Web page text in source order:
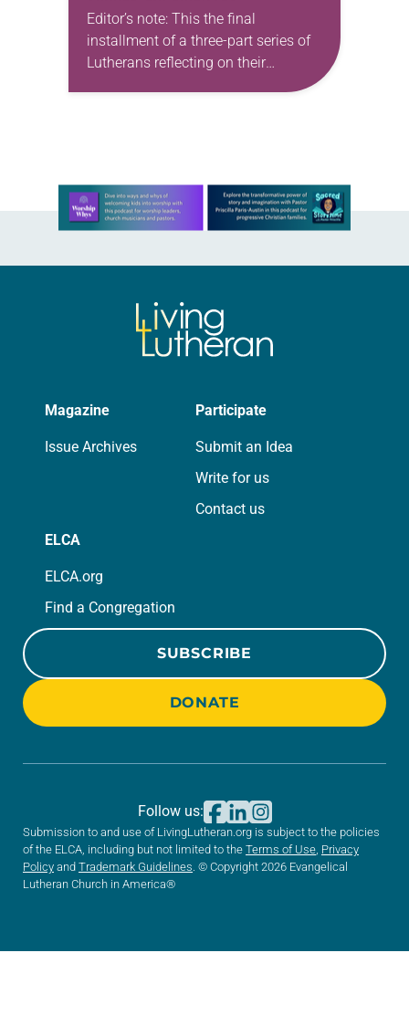
Editor’s note: This the final
installment of a three-part series of
Lutherans reflecting on their
Learn more about this offer
Magazine
Issue Archives
Participate
Submit an Idea
Write for us
Contact us
ELCA
ELCA.org
Find a Congregation
SUBSCRIBE
DONATE
Submission to and use of LivingLutheran.org is subject to the policies
of the ELCA, including but not limited to the Terms of Use Privacy
Policy and Trademark Guidelines . © Copyright 2026 Evangelical
Lutheran Church in America®
Follow us: